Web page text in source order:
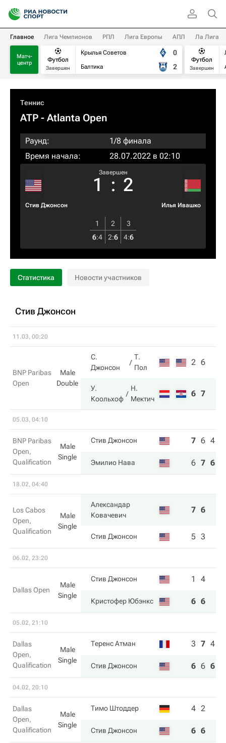
Главное Лига Чемпионов РПЛ Лига Европы АПЛ Ла Лига
Матч-
центр
Футбол
Завершен
Крылья Советов
Балтика
0
2
Футбол
Завершен
Теннис
ATP - Atlanta Open
Раунд:
1/8 финала
Время начала:
28.07.2022 в 02:10
Стив Джонсон
Завершен
1 : 2
Илья Ивашко
1 2
3
6:4 2:6 4:6
Статистика Новости участников
Стив Джонсон
11.03, 00:20
BNP Paribas
Open
Male
Double
С.
Джонсон
Т.
Пол
2 6
У.
Коольхоф
Н.
Мектич
6 7
05.03, 04:10
BNP Paribas
Open,
Qualification
Male
Single
Стив Джонсон 7 6 4
Эмилио Нава 6 7 6
18.02, 04:40
Los Cabos
Open,
Qualification
Male
Single
Александар
Ковачевич
7 6
Стив Джонсон 5 3
06.02, 23:20
Dallas Open
Male
Single
Стив Джонсон 1 4
Кристофер Юбэнкс 6 6
05.02, 21:10
Dallas
Open,
Qualification
Male
Single
Теренс Атман 3 7 4
Стив Джонсон 6 6 6
04.02, 20:10
Dallas
Open,
Qualification
Male
Single
Тимо Штоддер 4 2
Стив Джонсон 6 6